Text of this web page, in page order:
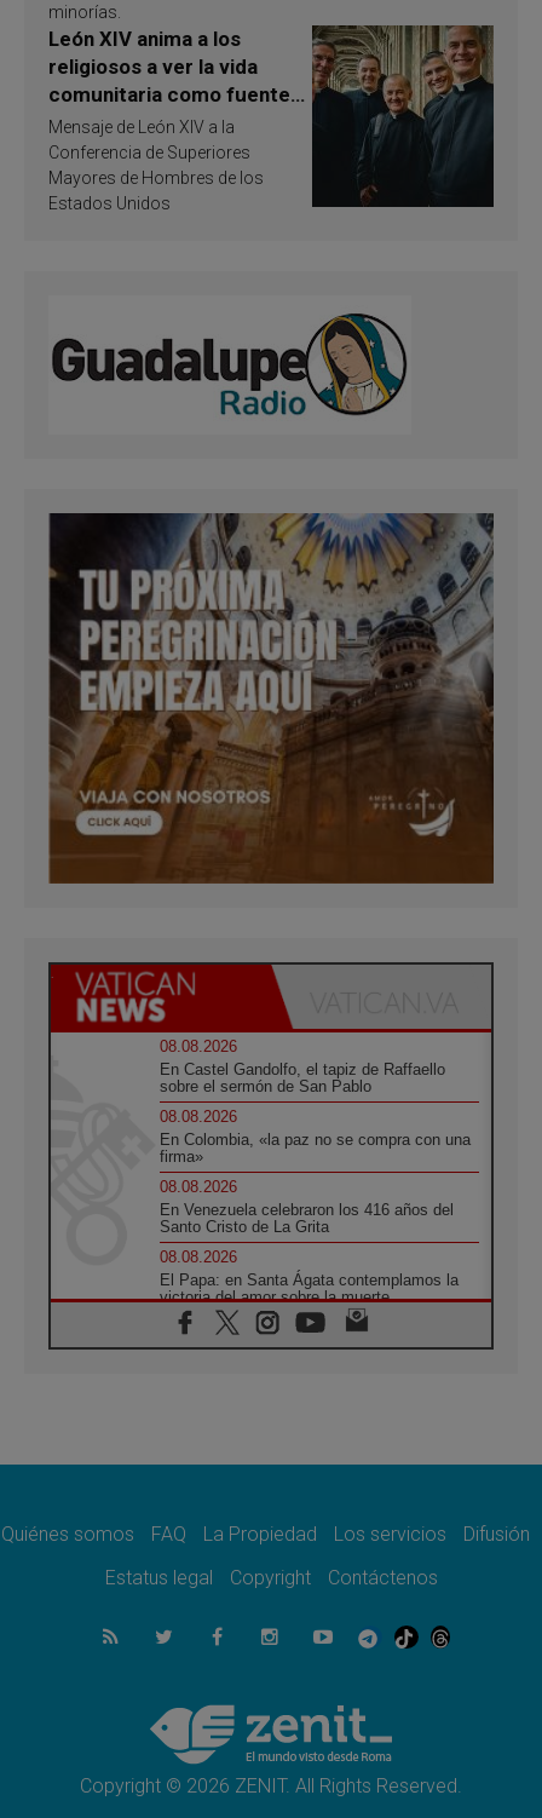
minorías.
León XIV anima a los
religiosos a ver la vida
comunitaria como fuente
de inspiración y
santificación
Mensaje de León XIV a la
Conferencia de Superiores
Mayores de Hombres de los
Estados Unidos
08.08.2026
En Castel Gandolfo, el tapiz de Raffaello
sobre el sermón de San Pablo
08.08.2026
En Colombia, «la paz no se compra con una
firma»
08.08.2026
En Venezuela celebraron los 416 años del
Santo Cristo de La Grita
08.08.2026
El Papa: en Santa Ágata contemplamos la
victoria del amor sobre la muerte
08.08.2026
León XIV visitará el Santuario de la Madre
07.08.2026
07.08.2026
el compromiso del cristiano"
La matanza de niños en Gaza no cesa: 300
muertos en 300 días
Tagle: La guerra desfigura el mundo, solo la
revelación de Dios lo transfigura
Quiénes somos FAQ La Propiedad Los servicios
Difusión
Estatus legal
Copyright Contáctenos
Copyright © 2026 ZENIT. All Rights Reserved.